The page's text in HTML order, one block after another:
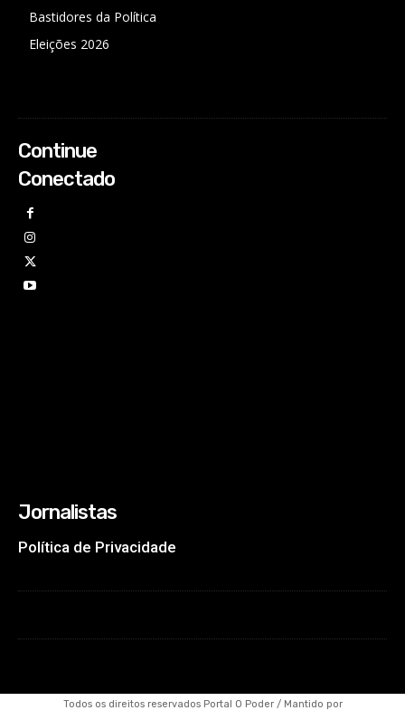
Bastidores da Política
Eleições 2026
Continue
Conectado
Jornalistas
Política de Privacidade
Todos os direitos reservados Portal O Poder / Mantido por